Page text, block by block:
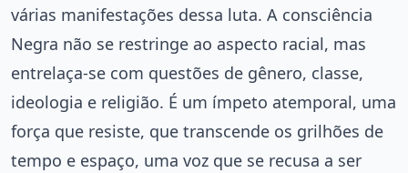
várias manifestações dessa luta. A consciência
Negra não se restringe ao aspecto racial, mas
entrelaça-se com questões de gênero, classe,
ideologia e religião. É um ímpeto atemporal, uma
força que resiste, que transcende os grilhões de
tempo e espaço, uma voz que se recusa a ser